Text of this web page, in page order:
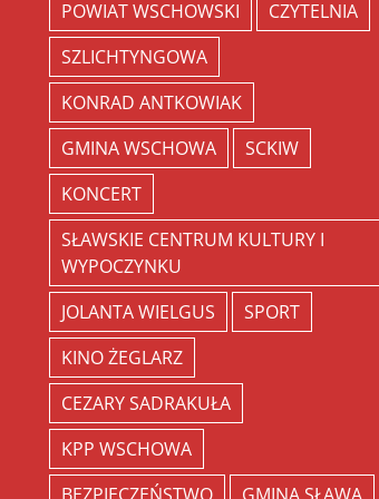
POWIAT WSCHOWSKI
CZYTELNIA
SZLICHTYNGOWA
KONRAD ANTKOWIAK
GMINA WSCHOWA
SCKIW
KONCERT
SŁAWSKIE CENTRUM KULTURY I
WYPOCZYNKU
JOLANTA WIELGUS
SPORT
KINO ŻEGLARZ
CEZARY SADRAKUŁA
KPP WSCHOWA